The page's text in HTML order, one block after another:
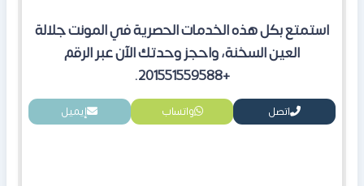
استمتع بكل هذه الخدمات الحصرية في المونت جلالة
العين السخنة، واحجز وحدتك الآن عبر الرقم
+201551559588.
اتصل واتساب إيميل